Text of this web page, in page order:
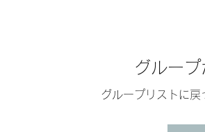
グルー
グループリストに